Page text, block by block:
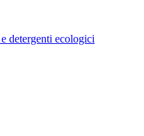
detergenti ecologici